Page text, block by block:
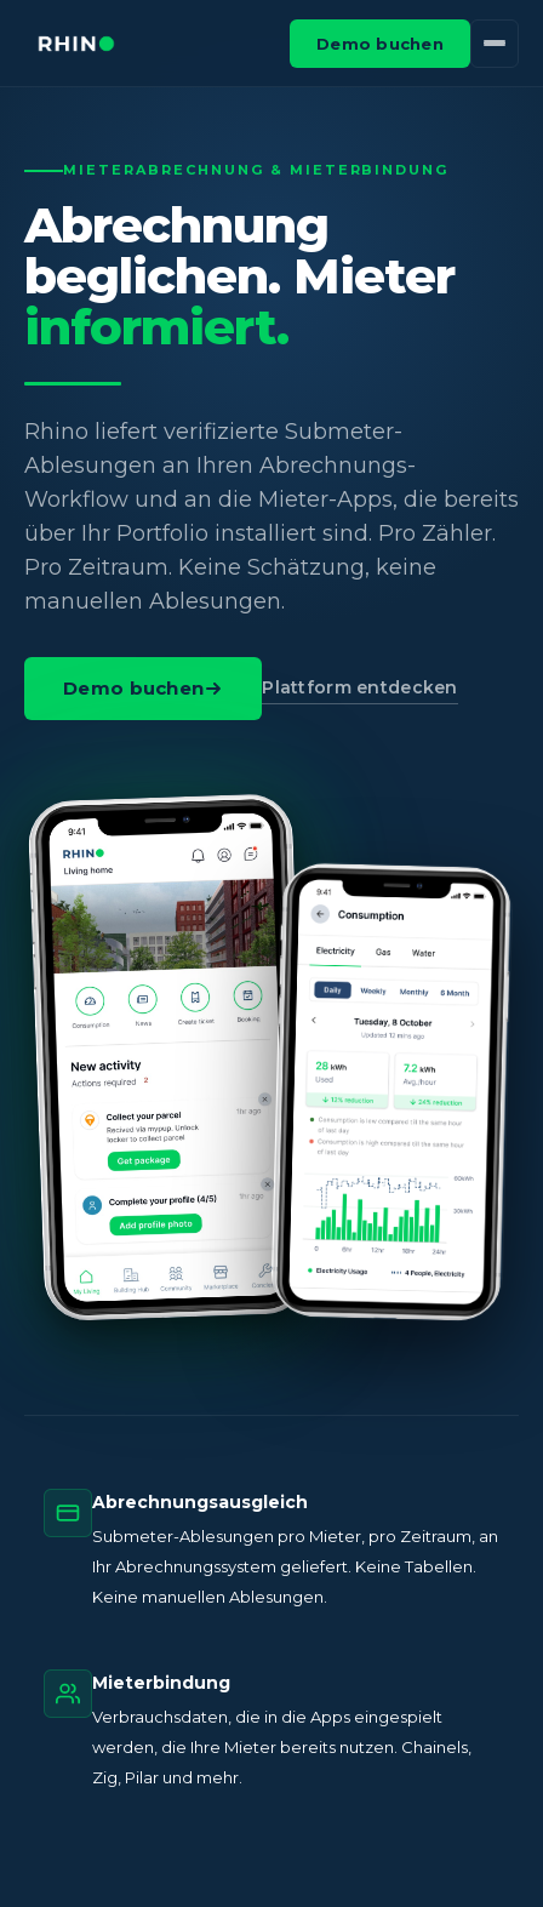
Demo buchen
MIETERABRECHNUNG & MIETERBINDUNG
Abrechnung
beglichen. Mieter
informiert.
Rhino liefert verifizierte Submeter-
Ablesungen an Ihren Abrechnungs-
Workflow und an die Mieter-Apps, die bereits
über Ihr Portfolio installiert sind. Pro Zähler.
Pro Zeitraum. Keine Schätzung, keine
manuellen Ablesungen.
Demo buchen Plattform entdecken
Abrechnungsausgleich
Submeter-Ablesungen pro Mieter, pro Zeitraum, an
Ihr Abrechnungssystem geliefert. Keine Tabellen.
Keine manuellen Ablesungen.
Mieterbindung
Verbrauchsdaten, die in die Apps eingespielt
werden, die Ihre Mieter bereits nutzen. Chainels,
Zig, Pilar und mehr.